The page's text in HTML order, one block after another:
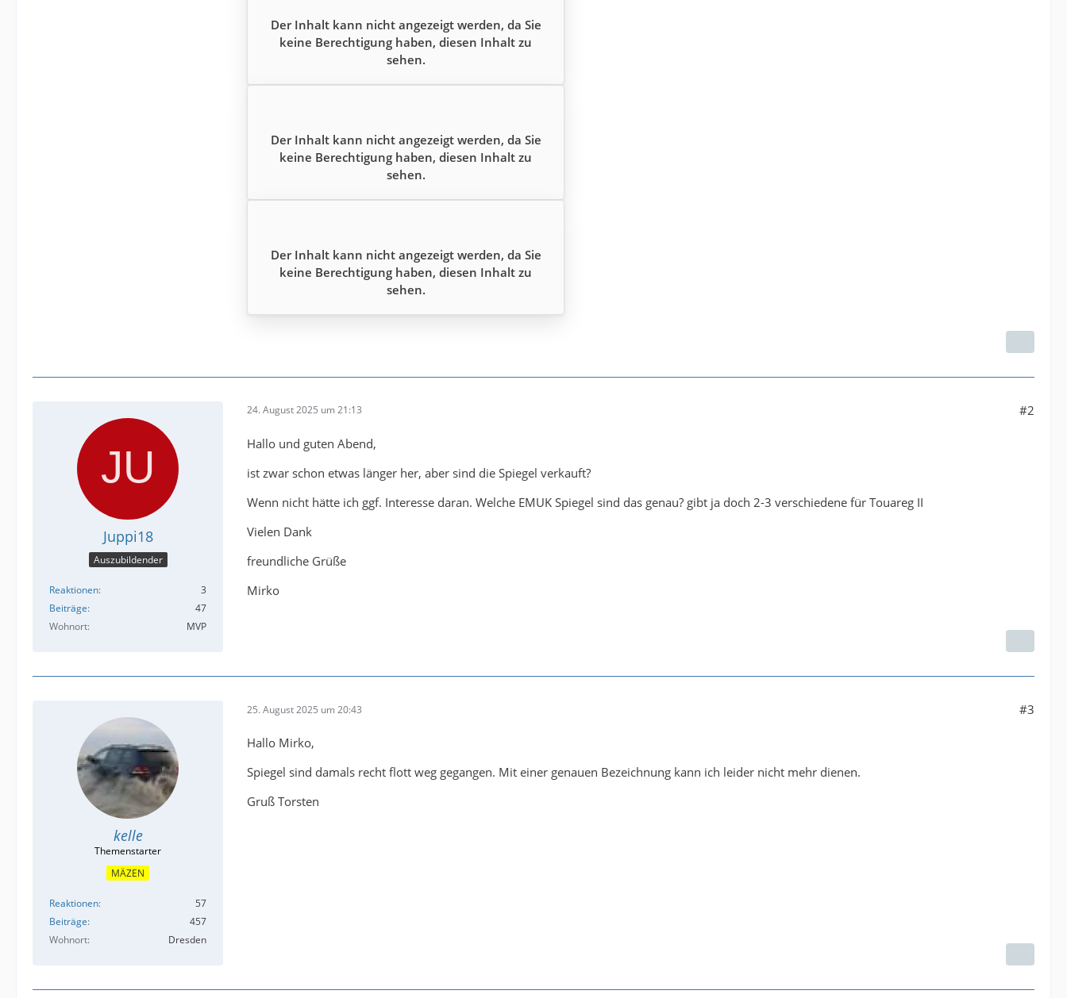
Der Inhalt kann nicht angezeigt werden, da Sie
keine Berechtigung haben, diesen Inhalt zu
sehen.
Der Inhalt kann nicht angezeigt werden, da Sie
keine Berechtigung haben, diesen Inhalt zu
sehen.
Der Inhalt kann nicht angezeigt werden, da Sie
keine Berechtigung haben, diesen Inhalt zu
sehen.
Juppi18
Auszubildender
Reaktionen
3
Beiträge
47
Wohnort
MVP
24. August 2025 um 21:13 #2
Hallo und guten Abend,
ist zwar schon etwas länger her, aber sind die Spiegel verkauft?
Wenn nicht hätte ich ggf. Interesse daran. Welche EMUK Spiegel sind das genau? gibt ja doch 2-3 verschiedene für Touareg II
Vielen Dank
freundliche Grüße
Mirko
kelle
MÄZEN
Reaktionen
57
Beiträge
457
Wohnort
Dresden
25. August 2025 um 20:43 #3
Hallo Mirko,
Spiegel sind damals recht flott weg gegangen. Mit einer genauen Bezeichnung kann ich leider nicht mehr dienen.
Gruß Torsten